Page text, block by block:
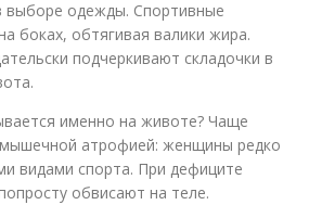
выборе одежды. Спортивные
боках, обтягивая валики жира.
подчеркивают складочки в
именно на животе? Чаще
мышечной атрофией: женщины редко
видами спорта. При дефиците
обвисают на теле.